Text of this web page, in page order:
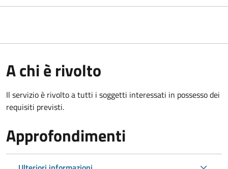
A chi è rivolto
Il servizio è rivolto a tutti i soggetti interessati in possesso dei
requisiti previsti.
Approfondimenti